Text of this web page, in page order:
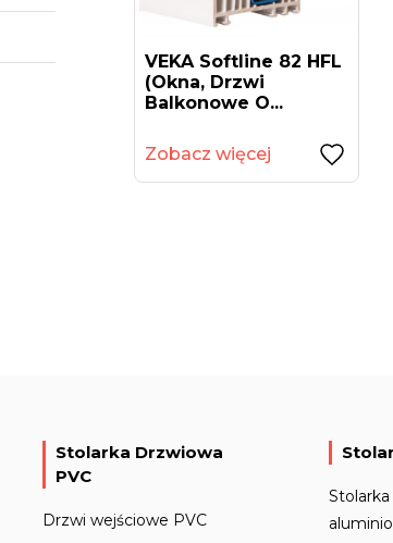
VEKA Softline 82 HFL
(okna, Drzwi
Balkonowe O...
Zobacz więcej
Stolarka Drzwiowa
PVC
Drzwi wejściowe PVC